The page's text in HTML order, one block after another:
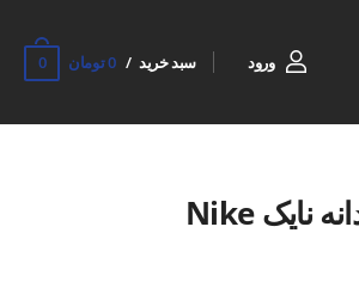
ورود سبد خرید 0 تومان 0
ست سویشرت و شلوار ورزشی مردانه نایک Nike